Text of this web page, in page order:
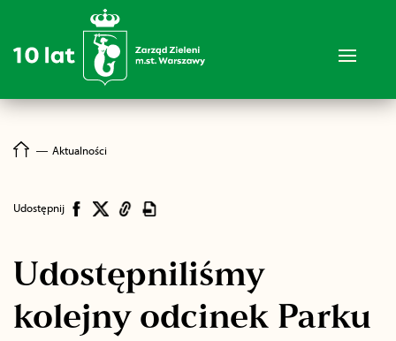
― Aktualności
Udostępnij
Udostępniliśmy
kolejny odcinek Parku